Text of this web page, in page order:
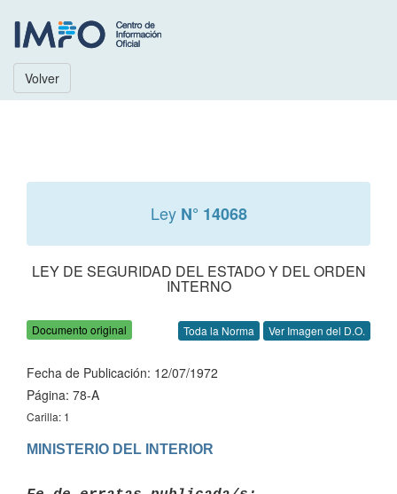
Volver
Ley N° 14068
LEY DE SEGURIDAD DEL ESTADO Y DEL ORDEN
INTERNO
Documento original Toda la Norma Ver Imagen del D.O.
Fecha de Publicación: 12/07/1972
Página: 78-A
Carilla: 1
MINISTERIO DEL INTERIOR